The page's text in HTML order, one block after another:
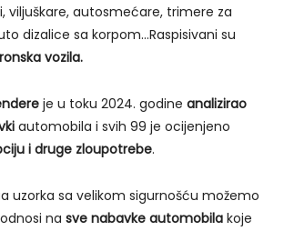
viljuškare, autosmećare, trimere za
dizalice sa korpom…Raspisivani su
vozila.
je u toku 2024. godine analizirao
automobila i svih 99 je ocijenjeno
i druge zloupotrebe.
uzorka sa velikom sigurnošću možemo
na sve nabavke automobila koje